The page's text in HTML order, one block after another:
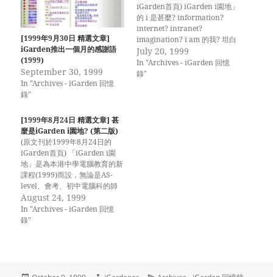
[1999年9月30日 精選文章]
iGarden推出一個月的感謝語
(1999)
September 30, 1999
In "Archives - iGarden 回憶
錄"
iGarden首頁) iGarden i園地」
的 i 是甚麼? information?
internet? intranet?
imagination? i am 的我? 坦白
說，是甚麼不重要，最重要
（important）是您們的參與
（involvement），在這園地裡
July 20, 1999
In "Archives - iGarden 回憶
錄"
[1999年8月24日 精選文章] 甚
麼是iGarden i園地? (第二版)
(原文刊於1999年8月24日的
iGarden首頁) 「iGarden i園
地」是為本港中學電腦教育的新
課程(1999)而設，無論是AS-
level、會考、初中電腦科的師
生，都可有系統地找到一些課程
資料、筆記和網上資源。 i園丁
盼望這網站能夠讓電腦科師生有
(innovative)的氣氛！
August 24, 1999
In "Archives - iGarden 回憶
錄"